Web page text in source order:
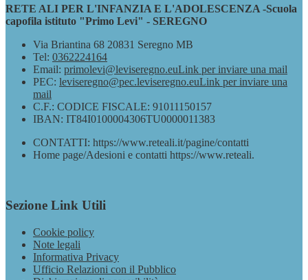
RETE ALI PER L'INFANZIA E L'ADOLESCENZA -Scuola
capofila istituto "Primo Levi" - SEREGNO
Via Briantina 68 20831 Seregno MB
Tel: 0362224164
Email: primolevi@leviseregno.euLink per inviare una mail
PEC: leviseregno@pec.leviseregno.euLink per inviare una
mail
C.F.: CODICE FISCALE: 91011150157
IBAN: IT84I0100004306TU0000011383
CONTATTI: https://www.reteali.it/pagine/contatti
Home page/Adesioni e contatti https://www.reteali.
Sezione Link Utili
Cookie policy
Note legali
Informativa Privacy
Ufficio Relazioni con il Pubblico